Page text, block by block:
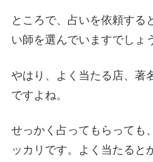
ところで、占いを依頼する
い師を選んでいますでしょ
やはり、よく当たる店、著
ですよね。
せっかく占ってもらっても
ッカリです。よく当たると